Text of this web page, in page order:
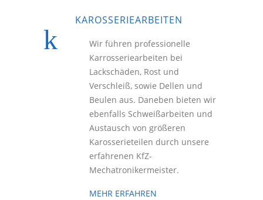
KAROSSERIEARBEITEN
Wir führen professionelle
Karrosseriearbeiten bei
Lackschäden, Rost und
Verschleiß, sowie Dellen und
Beulen aus. Daneben bieten wir
ebenfalls Schweißarbeiten und
Austausch von größeren
Karosserieteilen durch unsere
erfahrenen KfZ-
Mechatronikermeister.
MEHR ERFAHREN